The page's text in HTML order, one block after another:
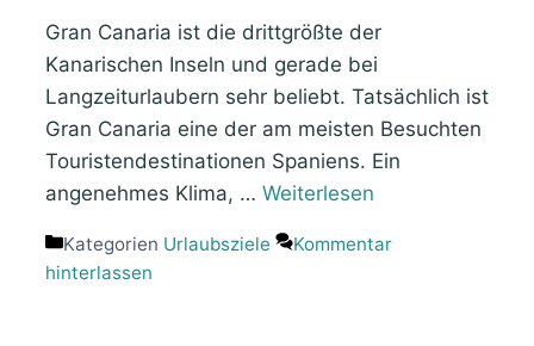
Gran Canaria ist die drittgrößte der
Kanarischen Inseln und gerade bei
Langzeiturlaubern sehr beliebt. Tatsächlich ist
Gran Canaria eine der am meisten Besuchten
Touristendestinationen Spaniens. Ein
angenehmes Klima, … Weiterlesen
Kategorien Urlaubsziele
Kommentar
hinterlassen